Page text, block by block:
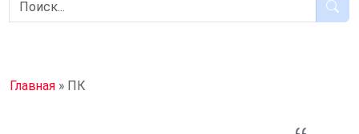
Главная » ПК